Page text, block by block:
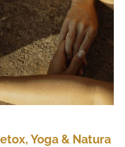
Yoga & Natura